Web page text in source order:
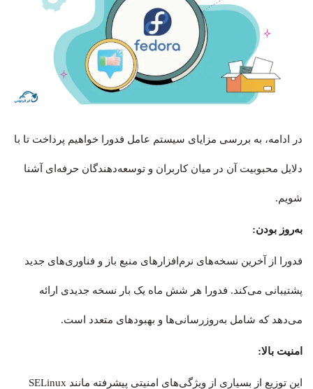
در ادامه، به بررسی مزایای سیستم‌ عامل فدورا خواهیم پرداخت تا با
دلایل محبوبیت آن در میان کاربران و توسعه‌دهندگان حرفه‌ای آشنا
شویم.
به‌روز بودن:
فدورا از آخرین نسخه‌های نرم‌افزارهای منبع باز و فناوری‌های جدید
پشتیبانی می‌کند. فدورا هر شش ماه یک بار نسخه جدیدی ارائه
می‌دهد که شامل به‌روزرسانی‌ها و بهبودهای متعدد است.
امنیت بالا:
این توزیع از بسیاری از ویژگی‌های امنیتی پیشرفته مانند SELinux